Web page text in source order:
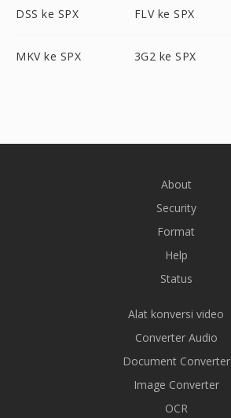
DSS ke SPX FLV ke SPX
MKV ke SPX 3G2 ke SPX
About
Security
Format
Help
Status
Alat konversi video
Converter Audio
Document Converter
Image Converter
OCR